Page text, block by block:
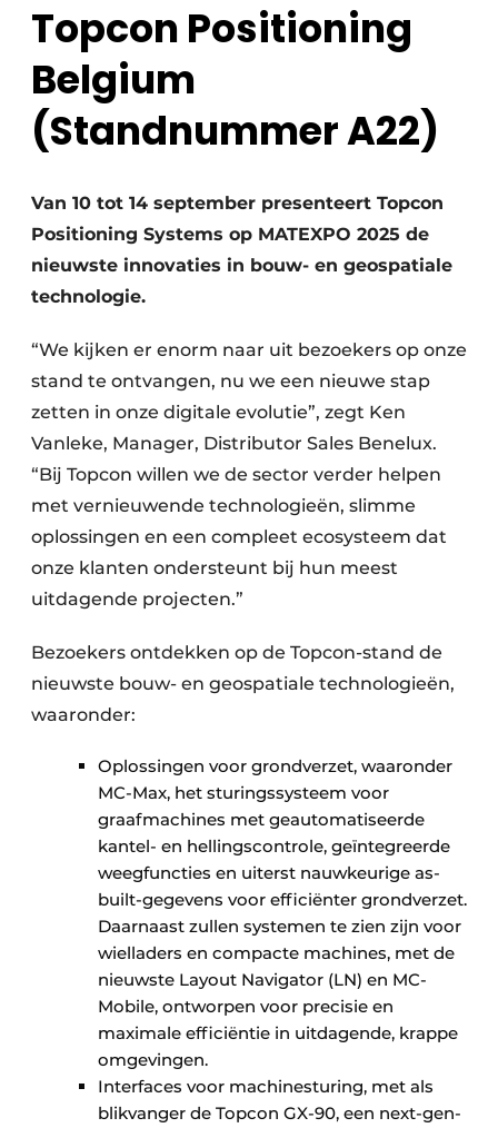
Topcon Positioning
Belgium
(Standnummer A22)
Van 10 tot 14 september presenteert Topcon
Positioning Systems op MATEXPO 2025 de
nieuwste innovaties in bouw- en geospatiale
technologie.
“We kijken er enorm naar uit bezoekers op onze
stand te ontvangen, nu we een nieuwe stap
zetten in onze digitale evolutie”, zegt Ken
Vanleke, Manager, Distributor Sales Benelux.
“Bij Topcon willen we de sector verder helpen
met vernieuwende technologieën, slimme
oplossingen en een compleet ecosysteem dat
onze klanten ondersteunt bij hun meest
uitdagende projecten.”
Bezoekers ontdekken op de Topcon-stand de
nieuwste bouw- en geospatiale technologieën,
waaronder:
Oplossingen voor grondverzet, waaronder
MC-Max, het sturingssysteem voor
graafmachines met geautomatiseerde
kantel- en hellingscontrole, geïntegreerde
weegfuncties en uiterst nauwkeurige as-
built-gegevens voor efficiënter grondverzet.
Daarnaast zullen systemen te zien zijn voor
wielladers en compacte machines, met de
nieuwste Layout Navigator (LN) en MC-
Mobile, ontworpen voor precisie en
maximale efficiëntie in uitdagende, krappe
omgevingen.
Interfaces voor machinesturing, met als
blikvanger de Topcon GX-90, een next-gen-